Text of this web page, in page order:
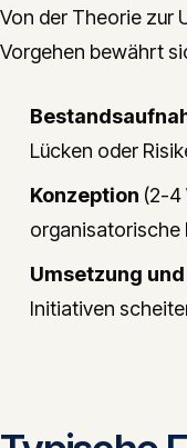
Von der Theorie zur
Vorgehen bewährt
Lücken oder
Konzeption (2-4
organisatorische
Umsetzung
Initiativen